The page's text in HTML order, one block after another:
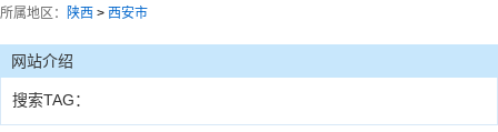
所属地区： 陕西 > 西安市
网站介绍
搜索TAG：